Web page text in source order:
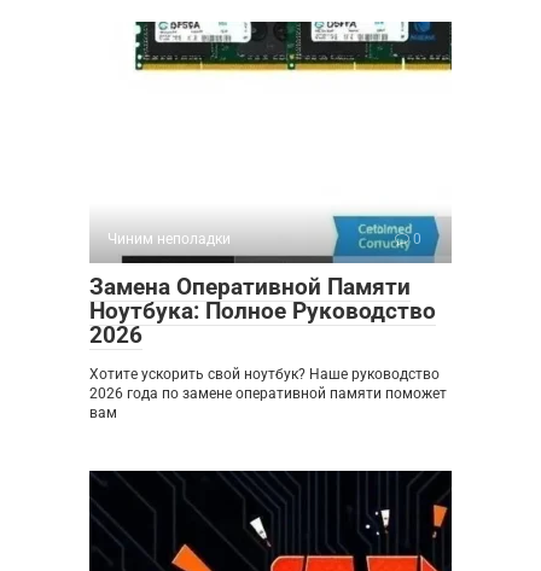
Чиним неполадки 0
Замена Оперативной Памяти
Ноутбука: Полное Руководство
2026
Хотите ускорить свой ноутбук? Наше руководство
2026 года по замене оперативной памяти поможет
вам